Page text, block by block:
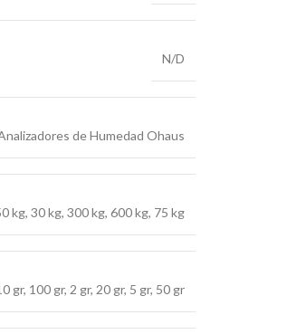
N/D
de Humedad Ohaus
kg, 30 kg, 300 kg, 600 kg, 75 kg
gr, 100 gr, 2 gr, 20 gr, 5 gr, 50 gr